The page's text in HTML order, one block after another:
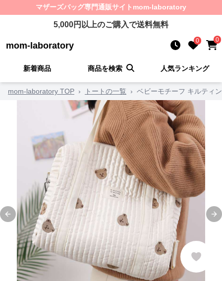
マザーズバッグ専門通販サイト mom-laboratory
5,000円以上のご購入で送料無料
mom-laboratory 0 0
新着商品 商品を検索 人気ランキング
mom-laboratory TOP › トートの一覧 › ベビーモチーフ キルティ
Previous slide